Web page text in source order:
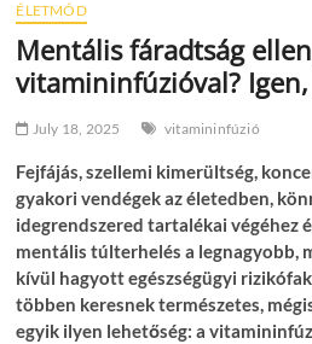
ÉLETMÓD
Mentális fáradtság ellen
vitamininfúzióval?
July 18, 2025 vitamininfúzió
Fejfájás, szellemi kimerültség,
gyakori vendégek az életedben,
idegrendszered tartalékai végéhez
mentális túlterhelés a legnagyobb,
kívül hagyott egészségügyi
többen keresnek természetes,
egyik ilyen lehetőség: a